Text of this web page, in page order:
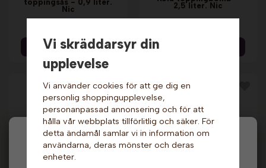
Hej och välkommen till Gottes!
toppingsås - 0,9 liter.
Nic
Info & Köp
2,5 liter. Nic
Vi skräddarsyr din
upplevelse
Vi använder cookies för att ge dig en
personlig shoppingupplevelse,
personanpassad annonsering och för att
hålla vår webbplats tillförlitlig och säker. För
detta ändamål samlar vi in information om
användarna, deras mönster och deras
enheter.